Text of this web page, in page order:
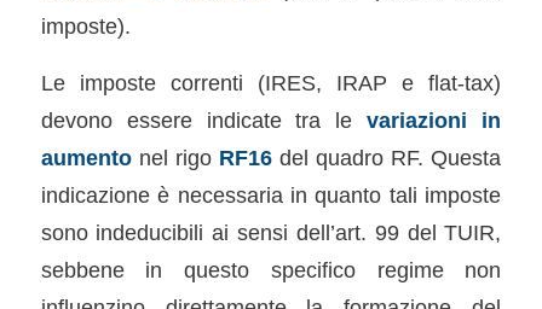
imposte).
Le imposte correnti (IRES, IRAP e flat-tax)
devono essere indicate tra levariazioni in
aumentonel rigo RF16del quadro RF. Questa
indicazione è necessaria in quanto tali imposte
sono indeducibili ai sensi dell’art. 99 del TUIR,
sebbene in questo specifico regime non